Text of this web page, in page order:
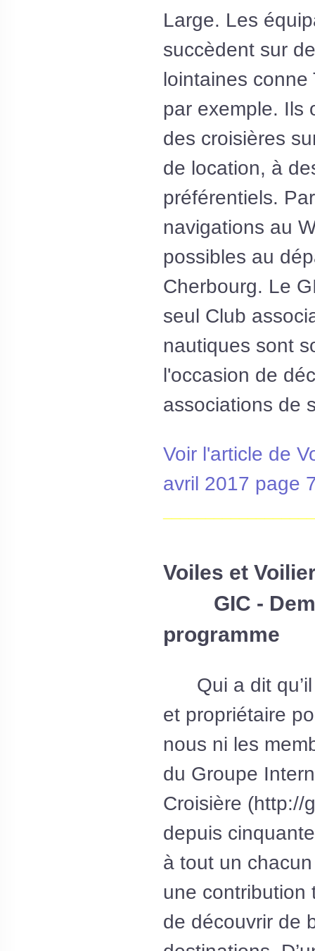
Large. Les
succèdent sur
lointaines conne
par exemple. Ils
des croisières
de location, à
préférentiels.
navigations au
possibles au
Cherbourg. Le
seul Club
nautiques sont
l'occasion de
associations de
Voir l'article de
avril 2017 page
Voiles et
GIC -
programme
Qui a dit
et propriétaire
nous ni les
du Groupe
Croisière (http://
depuis
à tout un
une contribution
de découvrir de